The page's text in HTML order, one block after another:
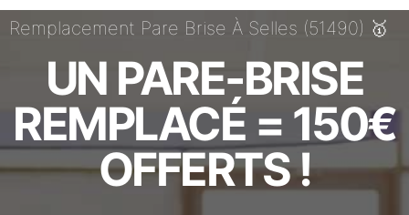
Remplacement Pare Brise À Selles (51490) 🥇
UN PARE-BRISE
REMPLACÉ = 150€
OFFERTS !